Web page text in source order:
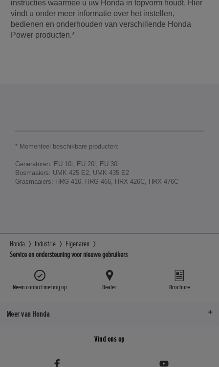
instructies waarmee u uw Honda in topvorm houdt. Hier
vindt u onder meer informatie over het instellen,
bedienen en onderhouden van verschillende Honda
Power producten.*
* Momenteel beschikbare producten:
Generatoren: EU 10i, EU 20i, EU 30i
Bosmaaiers: UMK 425 E2, UMK 435 E2
Grasmaaiers: HRG 416, HRG 466, HRX 426C, HRX 476C
Honda Industrie
Eigenaren
Service en ondersteuning voor nieuwe gebruikers
Neem contact met mij op Dealer Brochure
Meer van Honda
Vind ons op